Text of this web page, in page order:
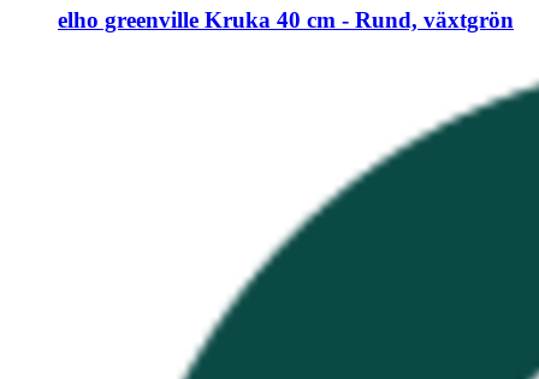
elho greenville Kruka 40 cm -​ Rund, växtgrön